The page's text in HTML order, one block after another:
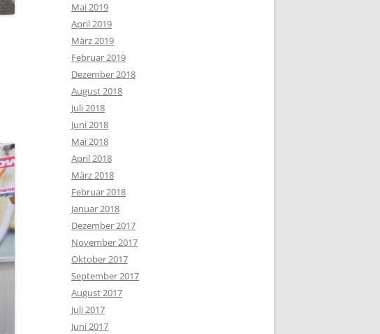
Mai 2019
April 2019
März 2019
Februar 2019
Dezember 2018
August 2018
Juli 2018
Juni 2018
Mai 2018
April 2018
März 2018
Februar 2018
Januar 2018
Dezember 2017
November 2017
Oktober 2017
September 2017
August 2017
Juli 2017
Juni 2017